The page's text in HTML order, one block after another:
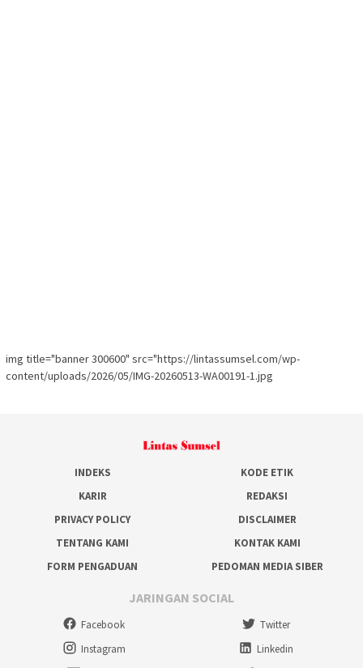
img title="banner 300600" src="https://lintassumsel.com/wp-
content/uploads/2026/05/IMG-20260513-WA00191-1.jpg
INDEKS
KODE ETIK
KARIR
REDAKSI
PRIVACY POLICY
DISCLAIMER
TENTANG KAMI
KONTAK KAMI
FORM PENGADUAN
PEDOMAN MEDIA SIBER
JARINGAN SOCIAL
Facebook
Twitter
Instagram
Linkedin